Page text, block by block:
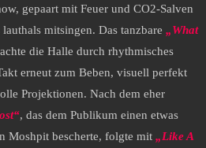
gepaart mit Feuer und CO2-Salven
mitsingen. Das tanzbare „What
die Halle durch rhythmisches
erneut zum Beben, visuell perfekt
Projektionen. Nach dem eher
, das dem Publikum einen etwas
Moshpit bescherte, folgte mit „Like A